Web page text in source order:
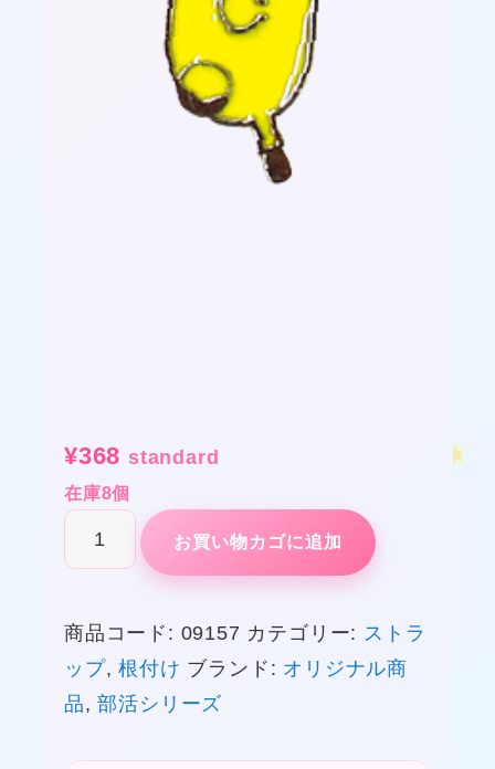
¥368 standard
在庫8個
活
ス
ト
ラ
お買い物カゴに追加
商品コード: 09157 カテゴリー: ストラ
ップ,根付け ブランド: オリジナル商
品,部活シリーズ
★